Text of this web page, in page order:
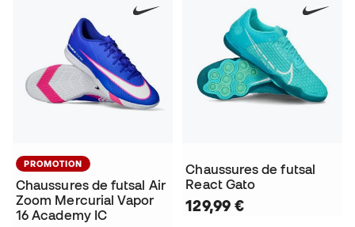
PROMOTION
Chaussures de futsal Air
Zoom Mercurial Vapor
16 Academy IC
Chaussures de futsal
React Gato
129,99 €